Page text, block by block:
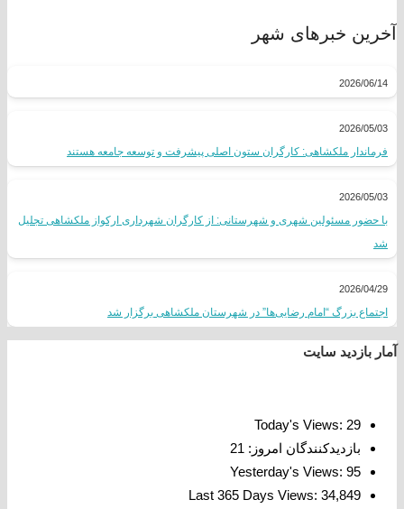
آخرین خبرهای شهر
2026/06/14
2026/05/03
فرماندار ملکشاهی: کارگران ستون اصلی پیشرفت و توسعه جامعه هستند
2026/05/03
با حضور مسئولین شهری و شهرستانی: از کارگران شهرداری ارکواز ملکشاهی تجلیل
شد
2026/04/29
اجتماع بزرگ “امام رضایی‌ها” در شهرستان ملکشاهی برگزار شد
آمار بازدید سایت
Today's Views: 29
بازدیدکنندگان امروز: 21
Yesterday's Views: 95
Last 365 Days Views: 34,849